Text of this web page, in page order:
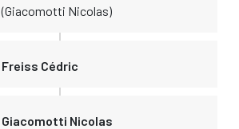
(Giacomotti Nicolas)
Freiss Cédric
Giacomotti Nicolas